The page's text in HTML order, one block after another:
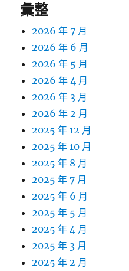
彙整
2026 年 7 月
2026 年 6 月
2026 年 5 月
2026 年 4 月
2026 年 3 月
2026 年 2 月
2025 年 12 月
2025 年 10 月
2025 年 8 月
2025 年 7 月
2025 年 6 月
2025 年 5 月
2025 年 4 月
2025 年 3 月
2025 年 2 月